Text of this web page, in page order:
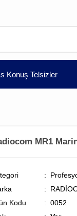
Konuş Telsizler
MR1
Kodu
0052